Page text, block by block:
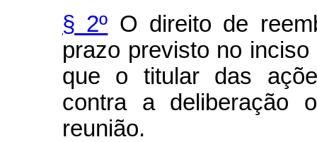
§ 2º O direito de
prazo previsto no
que o titular das
contra a deliberação
reunião.